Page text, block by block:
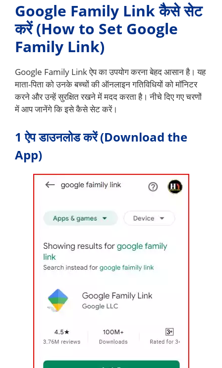
Google Family Link कैसे सेट
करें (How to Set Google
Family Link)
Google Family Link ऐप का उपयोग करना बेहद आसान है। यह
माता-पिता को उनके बच्चों की ऑनलाइन गतिविधियों को मॉनिटर
करने और उन्हें सुरक्षित रखने में मदद करता है। नीचे दिए गए चरणों
में आप जानेंगे कि इसे कैसे सेट करें।
1 ऐप डाउनलोड करें (Download the
App)